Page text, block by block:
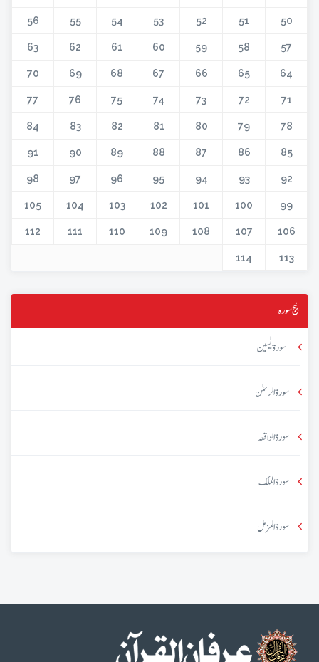
50
51
52
53
54
55
56
57
58
59
60
61
62
63
64
65
66
67
68
69
70
71
72
73
74
75
76
77
78
79
80
81
82
83
84
85
86
87
88
89
90
91
92
93
94
95
96
97
98
99
100
101
102
103
104
105
106
107
108
109
110
111
112
113
114
پنج سورہ
سورۃ یٰسین
سورۃ الرحمٰن
سورۃ الواقعہ
سورۃ الملک
سورۃ المزمل